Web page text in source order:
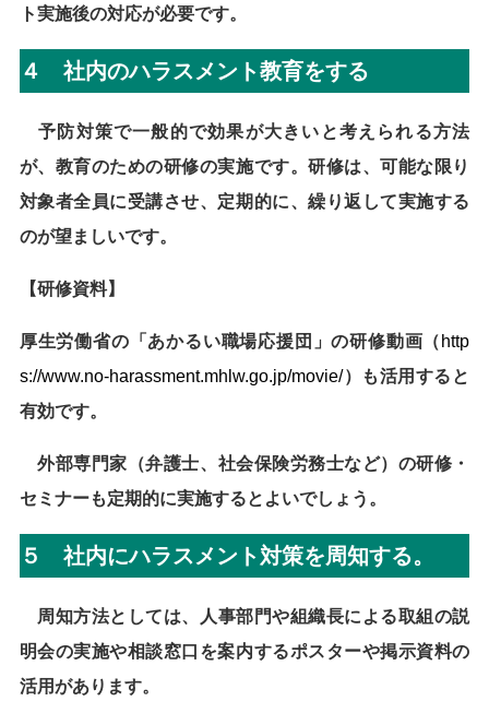
ト実施後の対応が必要です。
４ 社内のハラスメント教育をする
予防対策で一般的で効果が大きいと考えられる方法
が、教育のための研修の実施です。研修は、可能な限り
対象者全員に受講させ、定期的に、繰り返して実施する
のが望ましいです。
【研修資料】
厚生労働省の「あかるい職場応援団」の研修動画（ http
s://www.no-harassment.mhlw.go.jp/movie/）も活用すると
有効です。
外部専門家（弁護士、社会保険労務士など）の研修・
セミナーも定期的に実施するとよいでしょう。
５ 社内にハラスメント対策を周知する。
周知方法としては、人事部門や組織長による取組の説
明会の実施や相談窓口を案内するポスターや掲示資料の
活用があります。